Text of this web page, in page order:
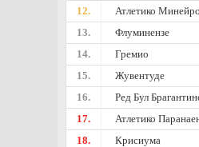
12.
Атлетико Минейро
13.
Флуминензе
14.
Гремио
15.
Жувентуде
16.
Ред Бул
17.
Атлетико
18.
Крисиума